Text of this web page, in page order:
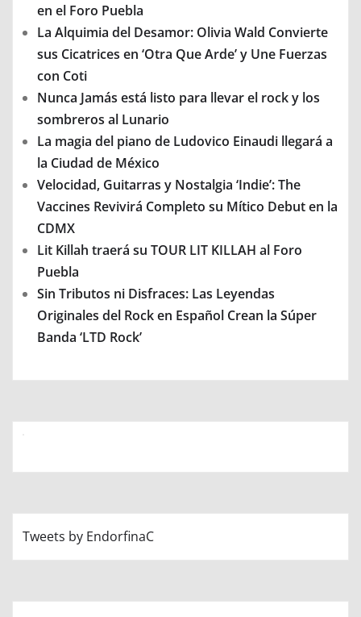
en el Foro Puebla
La Alquimia del Desamor: Olivia Wald Convierte
sus Cicatrices en ‘Otra Que Arde’ y Une Fuerzas
con Coti
Nunca Jamás está listo para llevar el rock y los
sombreros al Lunario
La magia del piano de Ludovico Einaudi llegará a
la Ciudad de México
Velocidad, Guitarras y Nostalgia ‘Indie’: The
Vaccines Revivirá Completo su Mítico Debut en la
CDMX
Lit Killah traerá su TOUR LIT KILLAH al Foro
Puebla
Sin Tributos ni Disfraces: Las Leyendas
Originales del Rock en Español Crean la Súper
Banda ‘LTD Rock’
Tweets by EndorfinaC